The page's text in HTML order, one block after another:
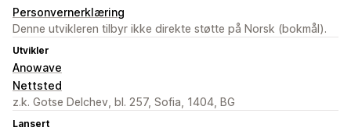
Personvernerklæring
Denne utvikleren tilbyr ikke direkte støtte på Norsk (bokmål).
Utvikler
Anowave
Nettsted
z.k. Gotse Delchev, bl. 257, Sofia, 1404, BG
Lansert